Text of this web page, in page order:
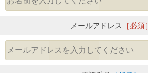
メールアドレス ［必須］